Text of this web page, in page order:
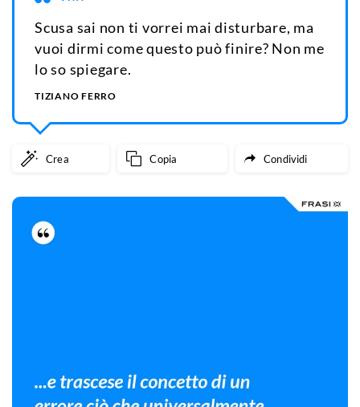
Scusa sai non ti vorrei mai disturbare, ma
vuoi dirmi come questo può finire? Non me
lo so spiegare.
TIZIANO FERRO
Crea Copia Condividi